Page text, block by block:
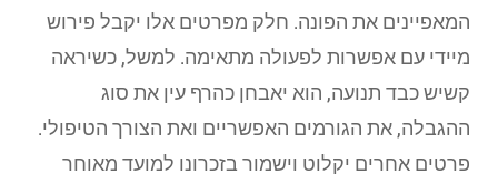
המאפיינים את הפונה. חלק מפרטים אלו יקבל פירוש
מיידי עם אפשרות לפעולה מתאימה. למשל, כשיראה
קשיש כבד תנועה, הוא יאבחן כהרף עין את סוג
ההגבלה, את הגורמים האפשריים ואת הצורך הטיפולי.
פרטים אחרים יקלוט וישמור בזכרונו למועד מאוחר